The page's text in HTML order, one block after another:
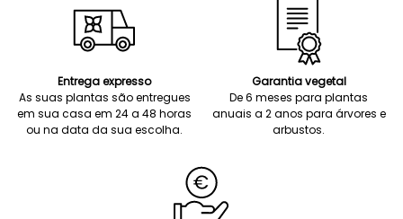
Entrega expresso
As suas plantas são entregues
em sua casa em 24 a 48 horas
ou na data da sua escolha.
Garantia vegetal
De 6 meses para plantas
anuais a 2 anos para árvores e
arbustos.